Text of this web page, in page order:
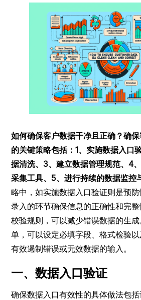
如何确保客户数据干净且正确？确
的关键策略包括：1、实施数据入口
据清洗、3、建立数据管理规范、4
采集工具、5、进行持续的数据监控
略中，如实施数据入口验证则是预
录入的环节确保信息的正确性和完
校验规则，可以减少错误数据的生
单，可以设定必填字段、格式检验以
有效遏制错误或无效数据的输入。
一、数据入口验证
确保数据入口有效性的具体做法包